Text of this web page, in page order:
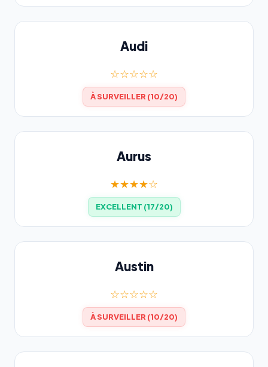
Audi
☆☆☆☆☆
À SURVEILLER (10/20)
Aurus
★★★★☆
EXCELLENT (17/20)
Austin
☆☆☆☆☆
À SURVEILLER (10/20)